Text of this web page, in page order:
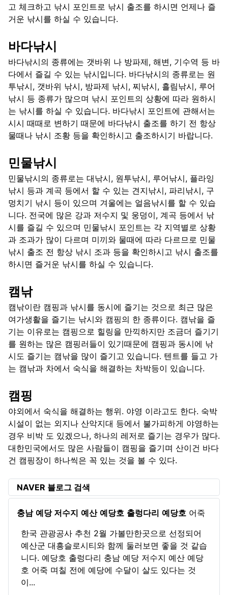
고 체크하고 낚시 포인트로 낚시 출조를 하시면 언제나 즐
거운 낚시를 하실 수 있습니다.
바다낚시
바다낚시의 종류에는 갯바위 나 방파제, 해변, 기수역 등 바
다에서 즐길 수 있는 낚시입니다. 바다낚시의 종류로는 원
투낚시, 갯바위 낚시, 방파제 낚시, 찌낚시, 흘림낚시, 루어
낚시 등 종류가 많으며 낚시 포인트의 상황에 따라 원하시
는 낚시를 하실 수 있습니다. 바다낚시 포인트에 관해서는
시시 때때로 변하기 때문에 바다낚시 출조를 하기 전 항상
물때나 낚시 조황 등을 확인하시고 출조하시기 바랍니다.
민물낚시
민물낚시의 종류로는 대낚시, 원투낚시, 루어낚시, 플라잉
낚시 등과 계곡 등에서 할 수 있는 견지낚시, 파리낚시, 구
멍치기 낚시 등이 있으며 겨울에는 얼음낚시를 할 수 있습
니다. 전국에 많은 강과 저수지 및 웅덩이, 계곡 등에서 낚
시를 즐길 수 있으며 민물낚시 포인트는 각 지역별로 상황
과 조과가 많이 다르며 미끼와 물때에 따라 다르므로 민물
낚시 출조 전 항상 낚시 조과 등을 확인하시고 낚시 출조를
하시면 즐거운 낚시를 하실 수 있습니다.
캠낚
캠낚이란 캠핑과 낚시를 동시에 즐기는 것으로 최근 많은
여가생활을 즐기는 낚시와 캠핑의 한 종류이다. 캠낚을 즐
기는 이유로는 캠핑으로 힐링을 만끽하지만 조금더 즐기기
를 원하는 많은 캠핑러들이 있기때문에 캠핑과 동시에 낚
시도 즐기는 캠낚을 많이 즐기고 있습니다. 텐트를 들고 가
는 캠낚과 차에서 숙식을 해결하는 차박등이 있습니다.
캠핑
야외에서 숙식을 해결하는 행위. 야영 이라고도 한다. 숙박
시설이 없는 외지나 산악지대 등에서 불가피하게 야영하는
경우 비박 도 있겠으나, 하나의 레저로 즐기는 경우가 많다.
대한민국에서도 많은 사람들이 캠핑을 즐기며 산이건 바다
건 캠핑장이 하나씩은 꼭 있는 것을 볼 수 있다.
NAVER 블로그 검색
충남 예당 저수지 예산 예당호 출렁다리 예당호 어죽
한국 관광공사 추천 2월 가볼만한곳으로 선정되어
예산군 대흥슬로시티와 함께 둘러보면 좋을 것 같습
니다. 예당호 출렁다리 충남 예당 저수지 예산 예당
호 어죽 며칠 전에 예당에 수달이 살도 있다는 것
이...